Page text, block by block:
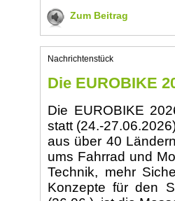
Zum Beitrag
Nachrichtenstück
Die EUROBIKE
Die EUROBIKE
statt (24.-
aus über 40
ums Fahrrad und
Technik, mehr
Konzepte für den